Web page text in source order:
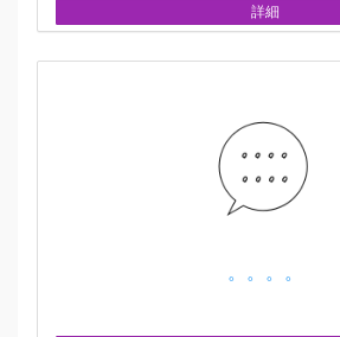
詳細
。。。。